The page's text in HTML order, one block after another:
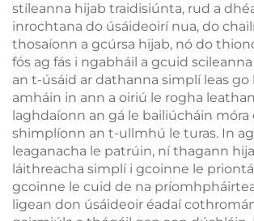
stíleanna hijab traidisiúnta, rud a
inrochtana do úsáideoirí nua, do
thosaíonn a gcúrsa hijab, nó do
fós ag fás i ngabháil a gcuid
an t-úsáid ar dathanna simplí leas
amháin in ann a oiriú le rogha
laghdaíonn an gá le bailiúcháin móra
shimplíonn an t-ullmhú le turas. In
leaganacha le patrúin, ní thagann
láithreacha simplí i gcoinne le
gcoinne le cuid de na
ligean don úsáideoir éadaí